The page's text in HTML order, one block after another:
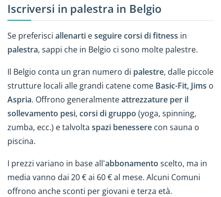
Iscriversi in palestra in Belgio
Se preferisci allenarti eseguire corsi di fitness in
palestra, sappi che in Belgio ci sono molte palestre.
Il Belgio conta un gran numero di palestre, dalle piccole
strutture locali alle grandi catene come Basic-Fit, Jims o
Aspria. Offrono generalmenteattrezzature per il
sollevamento pesi, corsi di gruppo (yoga, spinning,
zumba, ecc.) e talvolta spazi benessere con sauna o
piscina.
I prezzi variano in base all'abbonamento scelto, ma in
media vanno dai 20 € ai 60 € al mese. Alcuni Comuni
offrono anche sconti per giovani e terza età.